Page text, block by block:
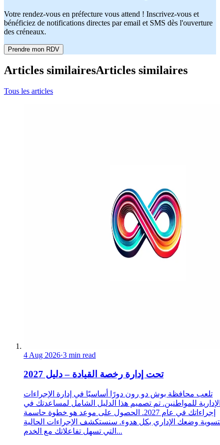
Votre rendez-vous en préfecture vous attend ! Inscrivez-vous et
bénéficiez de notifications directes par email et SMS dès l'ouverture
des créneaux.
Prendre mon RDV
Articles similairesArticles similaires
Tous les articles
4 Aug 2026·3 min read
تحت إدارة رخصة القيادة – دليل 2027
تلعب محافظة بوش دو رون دورًا أساسيًا في إدارة الإجراءات
للمواطنين. تم تصميم هذا الدليل الشامل لمساعدتك في
إجراءاتك في عام 2027. الحصول على موعد هو خطوة حاسمة
وضعك الإداري بكل هدوء. سنستكشف الإجراءات الحالية
التي تسهل تفاعلاتك مع الخدم...